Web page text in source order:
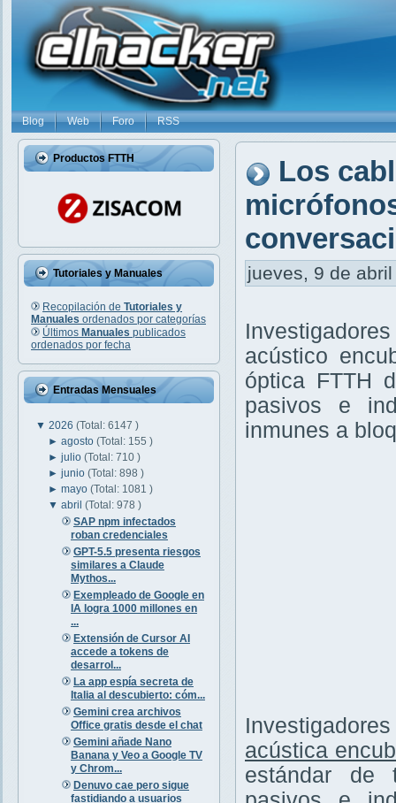
Blog Web Foro RSS
Productos FTTH
Tutoriales y Manuales
Recopilación de Tutoriales y
Manuales ordenados por categorías
Últimos Manuales publicados
ordenados por fecha
Entradas Mensuales
▼ 2026 (Total: 6147 )
►agosto(Total: 155 )
►julio(Total: 710 )
►junio(Total: 898 )
►mayo(Total: 1081 )
▼abril(Total: 978 )
SAP npm infectados
roban credenciales
GPT-5.5 presenta riesgos
similares a Claude
Mythos...
Exempleado de Google en
IA logra 1000 millones en
...
Extensión de Cursor AI
accede a tokens de
desarrol...
La app espía secreta de
Italia al descubierto: cóm...
Gemini crea archivos
Office gratis desde el chat
Gemini añade Nano
Banana y Veo a Google TV
y Chrom...
Denuvo cae pero sigue
fastidiando a usuarios
Los
jueves, 9 de
acústico
óptica FTTH
pasivos e
inmunes a
acústica
estándar de